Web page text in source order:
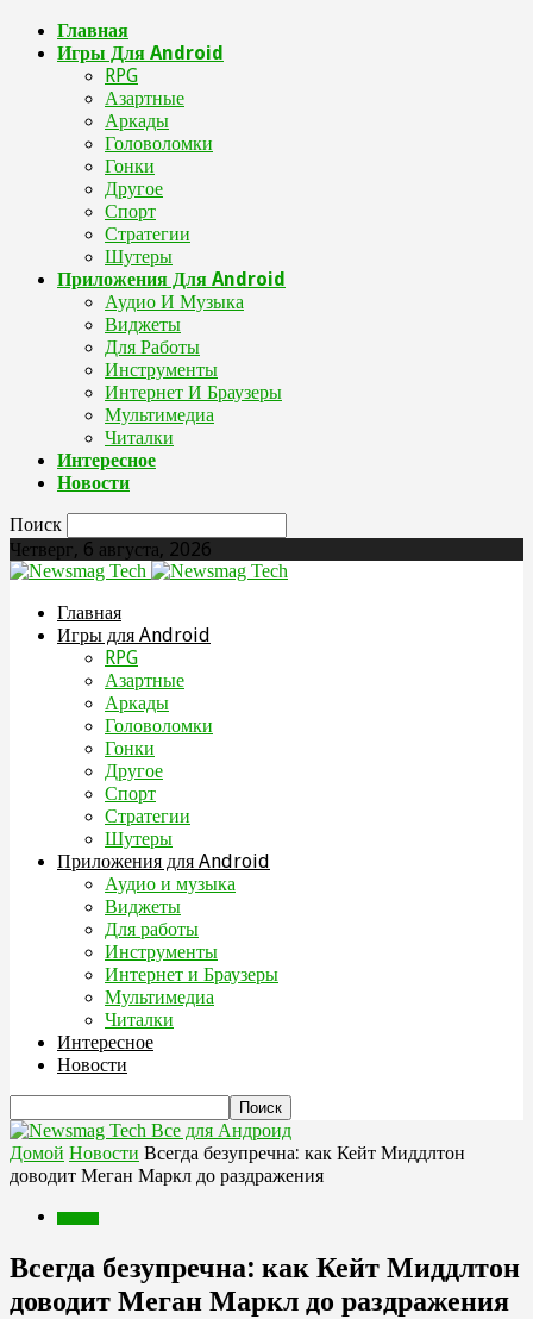
Главная
Игры Для Android
RPG
Азартные
Аркады
Головоломки
Гонки
Другое
Спорт
Стратегии
Шутеры
Приложения Для Android
Аудио И Музыка
Виджеты
Для Работы
Инструменты
Интернет И Браузеры
Мультимедиа
Читалки
Интересное
Новости
Поиск
Четверг, 6 августа, 2026
Главная
Игры для Android
RPG
Азартные
Аркады
Головоломки
Гонки
Другое
Спорт
Стратегии
Шутеры
Приложения для Android
Аудио и музыка
Виджеты
Для работы
Инструменты
Интернет и Браузеры
Мультимедиа
Читалки
Интересное
Новости
Все для Андроид
Домой Новости Всегда безупречна: как Кейт Миддлтон
доводит Меган Маркл до раздражения
Всегда безупречна: как Кейт Миддлтон
доводит Меган Маркл до раздражения